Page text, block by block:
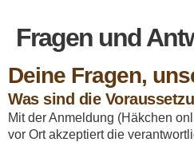
Fragen und
Deine Fragen,
Was sind die
Mit der Anmeldung (Häkchen
vor Ort akzeptiert die